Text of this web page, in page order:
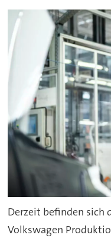
Derzeit befinden sich
Volkswagen